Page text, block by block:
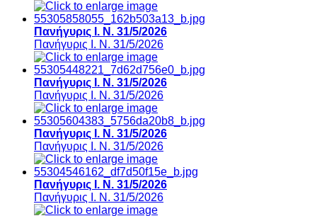
Πανήγυρις Ι. Ν. 31/5/2026
Πανήγυρις Ι. Ν. 31/5/2026
Πανήγυρις Ι. Ν. 31/5/2026
Πανήγυρις Ι. Ν. 31/5/2026
Πανήγυρις Ι. Ν. 31/5/2026
Πανήγυρις Ι. Ν. 31/5/2026
Πανήγυρις Ι. Ν. 31/5/2026
Πανήγυρις Ι. Ν. 31/5/2026